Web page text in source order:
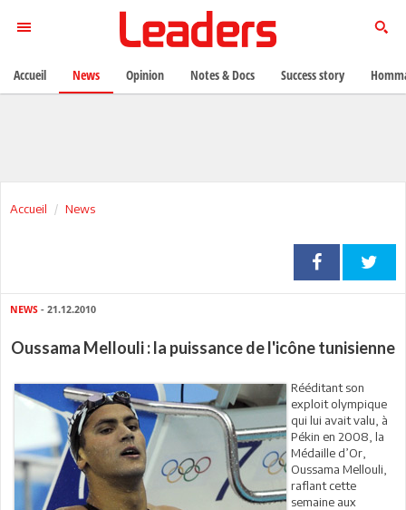
Accueil News
NEWS - 21.12.2010
Oussama Mellouli : la puissance de l'icône tunisienne
Rééditant son
exploit olympique
qui lui avait valu, à
Pékin en 2008, la
Médaille d’Or,
Oussama Mellouli,
raflant cette
semaine aux
Accueil News Opinion Notes & Docs Success story